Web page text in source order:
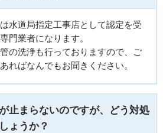
水道局指定工事店として認定を受
門業者になります。
の洗浄も行っておりますので、ご
ればなんでもお聞きください。
止まらないのですが、どう対処
ょうか？